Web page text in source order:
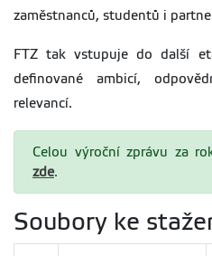
zaměstnanců, studentů i
FTZ tak vstupuje do další
definované ambicí,
relevancí.
Celou výroční zprávu za
zde.
Soubory ke